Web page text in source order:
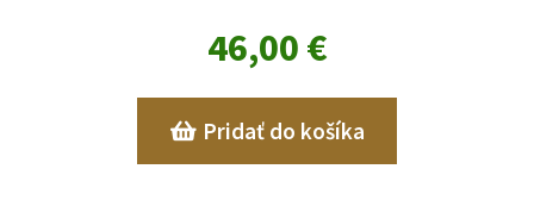
46,00 €
Pridať do košíka